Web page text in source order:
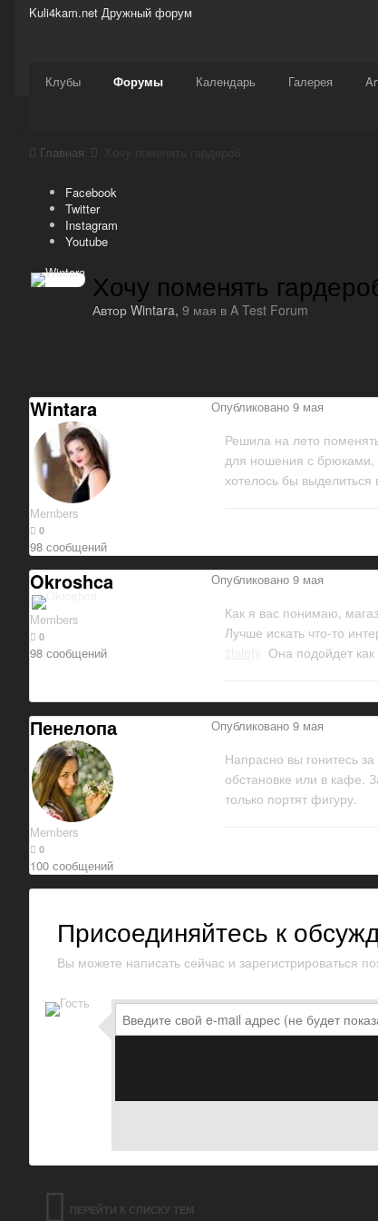
Kuli4kam.net Дружный форум
Сайт
Клубы Форумы Календарь Галерея
Активность Support
Главная
Facebook
Twitter
Instagram
Youtube
Хочу поменять
Автор Wintara, 9 мая в A Test Forum
Wintara
Members
0
98 сообщений
Опубликовано 9 мая
Решила на лето
для ношения с брюками,
хотелось бы выделиться
Okroshca
Members
0
98 сообщений
Опубликовано 9 мая
Как я вас понимаю,
Лучше искать что-то
Она подойдет
Пенелопа
Members
0
100 сообщений
Опубликовано 9 мая
Напрасно вы гонитесь
обстановке или в кафе.
только портят фигуру.
Присоединяйтесь к
Вы можете написать сейчас и зарегистрироваться
ПЕРЕЙТИ К СПИСКУ ТЕМ